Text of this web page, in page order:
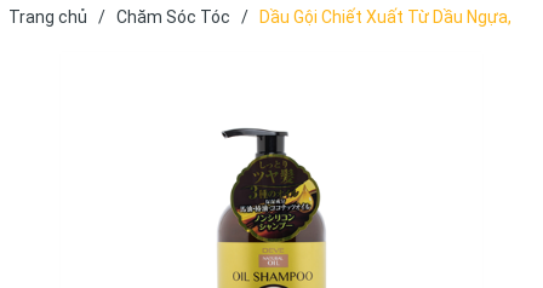
Trang chủ / Chăm Sóc Tóc /
Dầu Gội Chiết Xuất Từ Dầu Ngựa,